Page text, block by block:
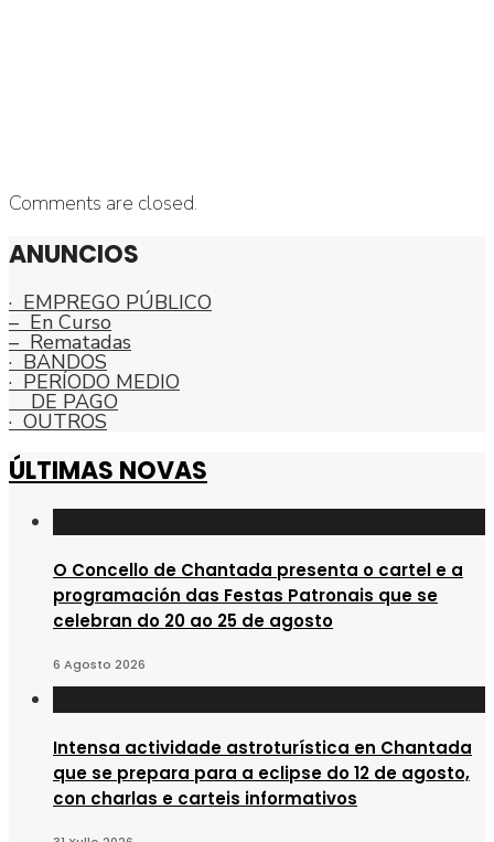
Comments are closed.
ANUNCIOS
· EMPREGO PÚBLICO
– En Curso
– Rematadas
· BANDOS
· PERÍODO MEDIO
DE PAGO
· OUTROS
ÚLTIMAS NOVAS
O Concello de Chantada presenta o cartel e a
programación das Festas Patronais que se
celebran do 20 ao 25 de agosto
6 Agosto 2026
Intensa actividade astroturística en Chantada
que se prepara para a eclipse do 12 de agosto,
con charlas e carteis informativos